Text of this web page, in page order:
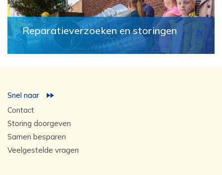
Reparatieverzoeken en storingen
Snel naar
Contact
Storing doorgeven
Samen besparen
Veelgestelde vragen